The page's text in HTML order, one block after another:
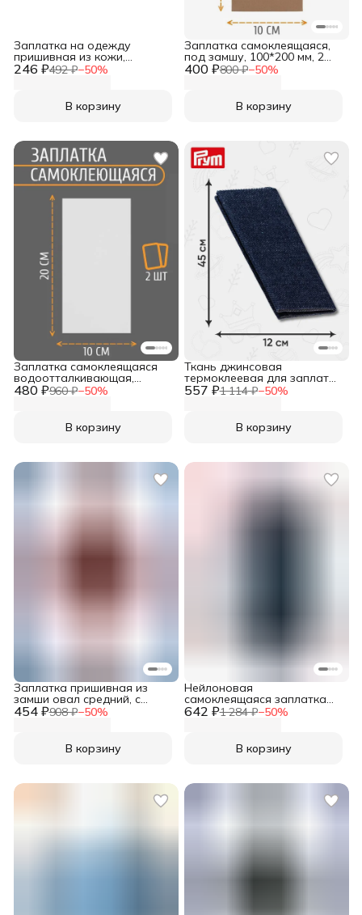
246 ₽492 ₽−50%
Заплатка на одежду
пришивная из кожи,
треугольная
упак, цвет 01 черный,
В корзину
400 ₽800 ₽−50%
Заплатка самоклеящаяся,
под замшу, 100*200 мм, 2
шт/упак, бежевый, Айрис
В корзину
480 ₽960 ₽−50%
Заплатка самоклеящаяся
водоотталкивающая,
100*200 мм, 2 шт/упак,
В корзину
557 ₽1 114 ₽−50%
Ткань джинсовая
термоклеевая для заплаток
12*45 см темно-синий цвет,
В корзину
454 ₽908 ₽−50%
Заплатка пришивная из
замши овал средний, с
перфорацией, 9*13.5 см, 2
В корзину
642 ₽1 284 ₽−50%
Нейлоновая
самоклеящаяся заплатка
6,5*14 см, 2 шт, темно-синий,
В корзину